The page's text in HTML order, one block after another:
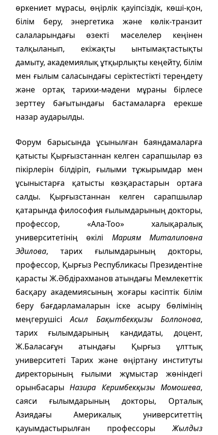
өркениет мұрасы, өңірлік қауіпсіздік, көші-қон,
білім беру, энергетика және көлік-транзит
салаларындағы өзекті мәселелер кеңінен
талқыланып, екіжақты ынтымақтастықты
дамыту, академиялық ұтқырлықты кеңейту, білім
мен ғылым саласындағы серіктестікті тереңдету
және ортақ тарихи-мәдени мұраны бірлесе
зерттеу бағытындағы бастамаларға ерекше
назар аударылды.
Форум барысында ұсынылған баяндамаларға
қатысты Қырғызстаннан келген сарапшылар өз
пікірлерін білдіріп, ғылыми тұжырымдар мен
ұсыныстарға қатысты көзқарастарын ортаға
салды. Қырғызстаннан келген сарапшылар
қатарында философия ғылымдарының докторы,
профессор, «Ала-Тоо» халықаралық
университетінің өкілі Мариям Миталиповна
Эдилова, тарих ғылымдарының докторы,
профессор, Қырғыз Республикасы Президентіне
қарасты Ж.Әбдірахманов атындағы Мемлекеттік
басқару академиясының жоғары кәсіптік білім
беру бағдарламаларын іске асыру бөлімінің
меңгерушісіАсыл Бақытбекқызы Болпонова,
тарих ғылымдарының кандидаты, доцент,
Ж.Баласағұн атындағы Қырғыз ұлттық
университеті Тарих және өңіртану институты
директорының ғылыми жұмыстар жөніндегі
орынбасарыНазира Керимбекқызы Момошева,
саяси ғылымдарының докторы, Орталық
Азиядағы Америкалық университеттің
қауымдастырылған профессорыЖылдыз